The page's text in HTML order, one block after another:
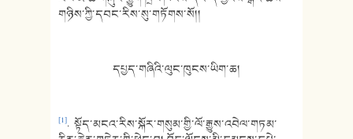
གཉིས་ཀྱི་དབང་རིས་སུ་གཏོགས་སོ།།
དཔྱད་གཞིའི་ལུང་ཁུངས་ཡིག་ཆ།
[1]. སྟོད་མངའ་རིས་སྐོར་གསུམ་གྱི་ལོ་རྒྱུས་འབེལ་གཏམ་